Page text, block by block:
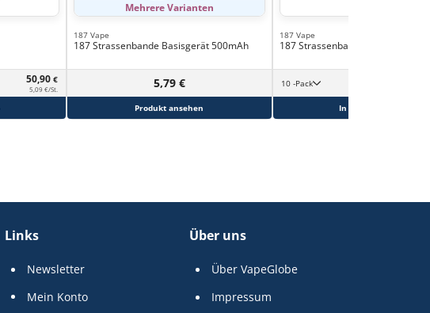
50,90 €
5,09 €/St.
Mehrere Varianten
187 Vape
187 Strassenbande Basisgerät 500mAh
5,79 €
Produkt ansehen
187 Vape
187 Strassenbande Waternelom
10 -Pack
In den Warenkorb
Links
Newsletter
Mein Konto
Über uns
Über VapeGlobe
Impressum